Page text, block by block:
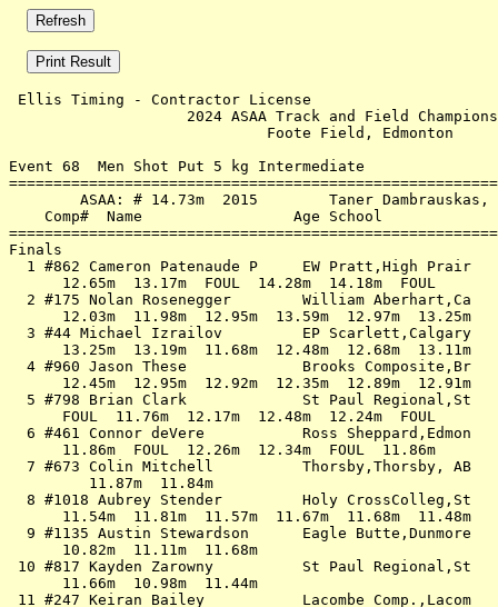
Ellis Timing - Contractor License
2024 ASAA Track and
Event 68  Men Shot Put 5 kg Intermediate
ASAA: # 14.73m  2015        Taner
Comp#  Name                 Age School
1 #862 Cameron Patenaude P     EW Pratt,High Prair
12.65m  13.17m  FOUL
2 #175 Nolan Rosenegger        William Aberhart,Ca
12.03m  11.98m  12.95m
3 #44 Michael Izrailov         EP Scarlett,Calgary
13.25m  13.19m  11.68m
4 #960 Jason These             Brooks Composite,Br
12.45m  12.95m  12.92m
5 #798 Brian Clark             St Paul Regional,St
FOUL  11.76m  12.17m
6 #461 Connor deVere           Ross Sheppard,Edmon
11.86m  FOUL  12.26m
7 #673 Colin Mitchell          Thorsby,Thorsby, AB
11.87m
8 #1018 Aubrey Stender         Holy CrossColleg,St
11.54m  11.81m  11.57m
9 #1135 Austin Stewardson      Eagle Butte,Dunmore
10.82m
10 #817 Kayden Zarowny          St Paul
11.66m
11 #247 Keiran Bailey           Lacombe